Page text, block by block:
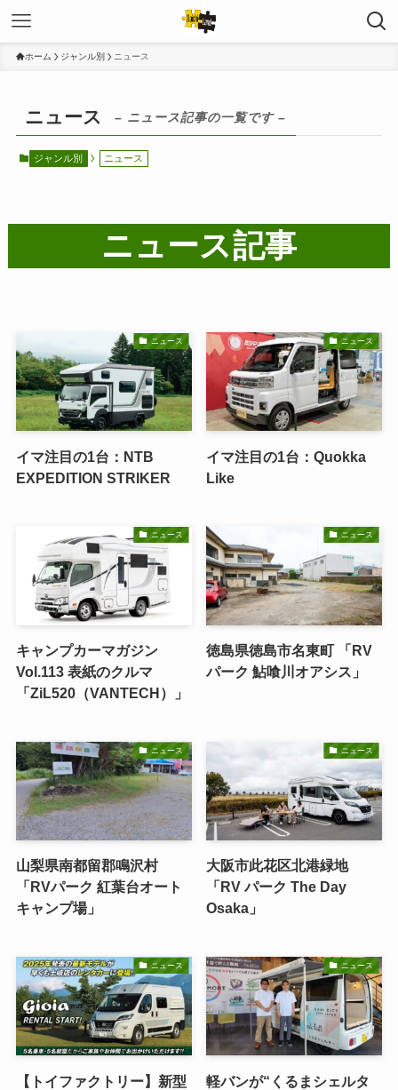
ホーム ジャンル別 ニュース
ニュース – ニュース記事の一覧です –
ジャンル別 ニュース
ニュース記事
ニュース
イマ注目の1台：NTB
EXPEDITION STRIKER
ニュース
イマ注目の1台：Quokka
Like
ニュース
キャンプカーマガジン
Vol.113 表紙のクルマ
「ZiL520（VANTECH）」
ニュース
徳島県徳島市名東町 「RV
パーク 鮎喰川オアシス」
ニュース
山梨県南都留郡鳴沢村
「RVパーク 紅葉台オート
キャンプ場」
ニュース
大阪市此花区北港緑地
「RV パーク The Day
Osaka」
ニュース
【トイファクトリー】新型
ニュース
軽バンが“くるまシェルタ